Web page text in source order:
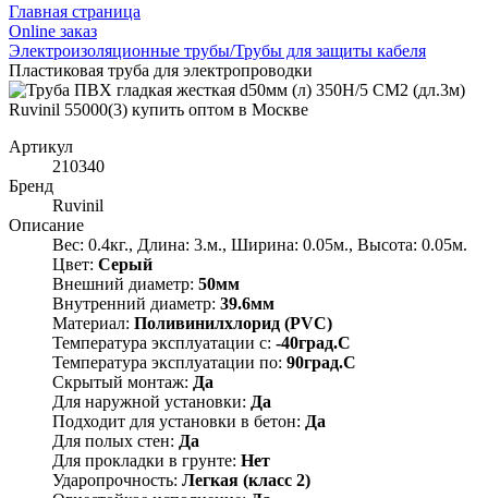
Главная страница
Оnline заказ
Электроизоляционные трубы/Трубы для защиты кабеля
Пластиковая труба для электропроводки
Артикул
210340
Бренд
Ruvinil
Описание
Вес: 0.4кг., Длина: 3.м., Ширина: 0.05м., Высота: 0.05м.
Цвет: Серый
Внешний диаметр: 50мм
Внутренний диаметр: 39.6мм
Материал: Поливинилхлорид (PVC)
Температура эксплуатации с: -40град.C
Температура эксплуатации по: 90град.C
Скрытый монтаж: Да
Для наружной установки: Да
Подходит для установки в бетон: Да
Для полых стен: Да
Для прокладки в грунте: Нет
Ударопрочность: Легкая (класс 2)